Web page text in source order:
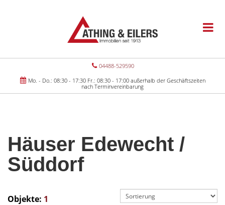
04488-529590
Mo. - Do.: 08:30 - 17:30 Fr.: 08:30 - 17:00 außerhalb der Geschäftszeiten
nach Terminvereinbarung
Häuser Edewecht /
Süddorf
Objekte: 1